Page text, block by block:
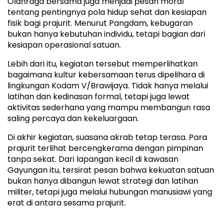
tentang pentingnya pola hidup sehat dan kesiapan
fisik bagi prajurit. Menurut Pangdam, kebugaran
bukan hanya kebutuhan individu, tetapi bagian dari
kesiapan operasional satuan.
Lebih dari itu, kegiatan tersebut memperlihatkan
bagaimana kultur kebersamaan terus dipelihara di
lingkungan Kodam V/Brawijaya. Tidak hanya melalui
latihan dan kedinasan formal, tetapi juga lewat
aktivitas sederhana yang mampu membangun rasa
saling percaya dan kekeluargaan.
Di akhir kegiatan, suasana akrab tetap terasa. Para
prajurit terlihat bercengkerama dengan pimpinan
tanpa sekat. Dari lapangan kecil di kawasan
Gayungan itu, tersirat pesan bahwa kekuatan satuan
bukan hanya dibangun lewat strategi dan latihan
militer, tetapi juga melalui hubungan manusiawi yang
erat di antara sesama prajurit.